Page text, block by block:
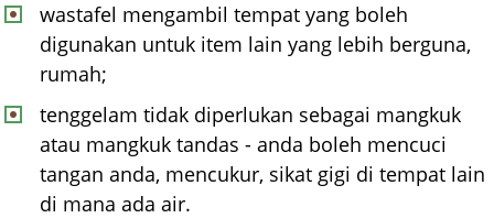
wastafel mengambil tempat yang boleh
digunakan untuk item lain yang lebih berguna,
rumah;
tenggelam tidak diperlukan sebagai mangkuk
atau mangkuk tandas - anda boleh mencuci
tangan anda, mencukur, sikat gigi di tempat lain
di mana ada air.